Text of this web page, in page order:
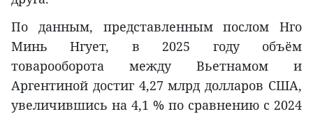
По данным, представленным послом Нго
Минь Нгует, в 2025 году объём
товарооборота между Вьетнамом и
Аргентиной достиг 4,27 млрд долларов США,
увеличившись на 4,1 % по сравнению с 2024